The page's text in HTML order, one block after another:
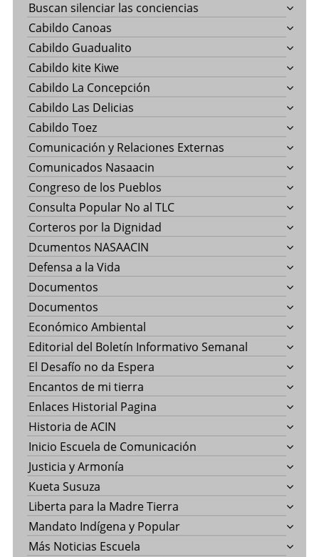
Buscan silenciar las conciencias
Cabildo Canoas
Cabildo Guadualito
Cabildo kite Kiwe
Cabildo La Concepción
Cabildo Las Delicias
Cabildo Toez
Comunicación y Relaciones Externas
Comunicados Nasaacin
Congreso de los Pueblos
Consulta Popular No al TLC
Corteros por la Dignidad
Dcumentos NASAACIN
Defensa a la Vida
Documentos
Documentos
Económico Ambiental
Editorial del Boletín Informativo Semanal
El Desafío no da Espera
Encantos de mi tierra
Enlaces Historial Pagina
Historia de ACIN
Inicio Escuela de Comunicación
Justicia y Armonía
Kueta Susuza
Liberta para la Madre Tierra
Mandato Indígena y Popular
Más Noticias Escuela